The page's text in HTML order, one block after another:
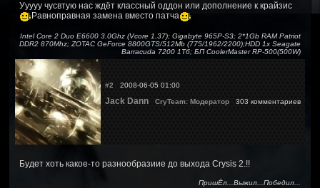
Ууууу чусвтую нас ждёт классный оддон или дополнение к крайзис
Равноправная замена вместо патча
Intel Core 2 Duo E6600 3.0Ghz (Vcore 1.37); Gigabyte 965P-S3; 2*1Gb RAM Patriot
DDR2 870Mhz; ZOTAC GeForce 8800GTS/512Mb (775/1962/2200);HDD 1x Seagate
Barracuda 7200 1Тб; БП CoolerMaster RP-500(500W)
#2 2008-06-05 01:00
Jack Dann CryTeam: Модератор 303 комментариев
Будет хоть какое-то разнообразиие до выхода Crysis 2.!!
ПришЁл...Выжил...Победил...